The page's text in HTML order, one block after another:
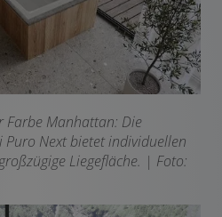
Farbe Manhattan: Die
Puro Next bietetindividuellen
Liegefläche. | Foto: